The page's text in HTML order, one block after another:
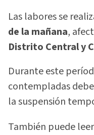
Las labores se
de la mañana,
Distrito Central y
Durante este
contempladas
la suspensión
También puede